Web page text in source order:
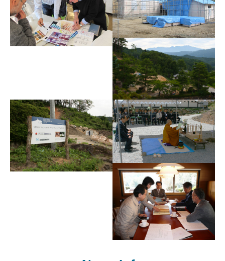
レンガ積み1
フィン・ユール邸 建方
完了！
フィン・ユール邸 建設
レポート その２
フィン・ユール邸 地鎮
祭開催